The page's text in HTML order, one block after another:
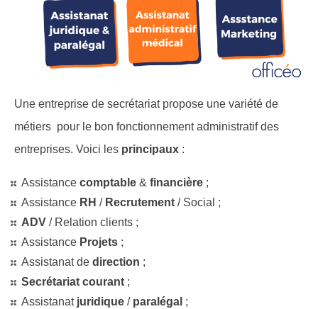
Une entreprise de secrétariat propose une variété de
métiers pour le bon fonctionnement administratif des
entreprises. Voici les principaux :
Assistance comptable & financière ;
Assistance RH / Recrutement / Social ;
ADV / Relation clients ;
Assistance Projets ;
Assistanat de direction ;
Secrétariat courant ;
Assistanat juridique / paralégal ;